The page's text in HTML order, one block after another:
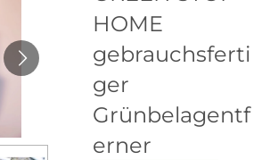
HOME
gebrauchsferti
ger
Grünbelagentf
erner